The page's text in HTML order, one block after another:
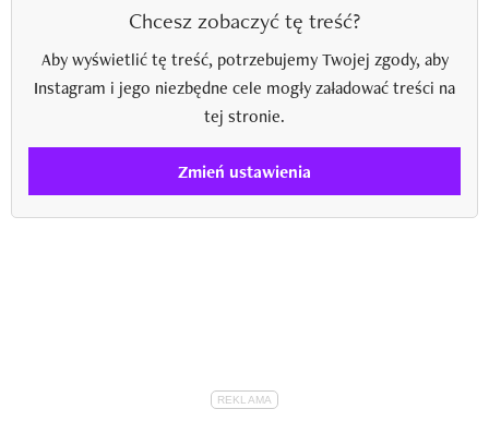
Chcesz zobaczyć tę treść?
Aby wyświetlić tę treść, potrzebujemy Twojej zgody, aby
Instagram i jego niezbędne cele mogły załadować treści na
tej stronie.
Zmień ustawienia